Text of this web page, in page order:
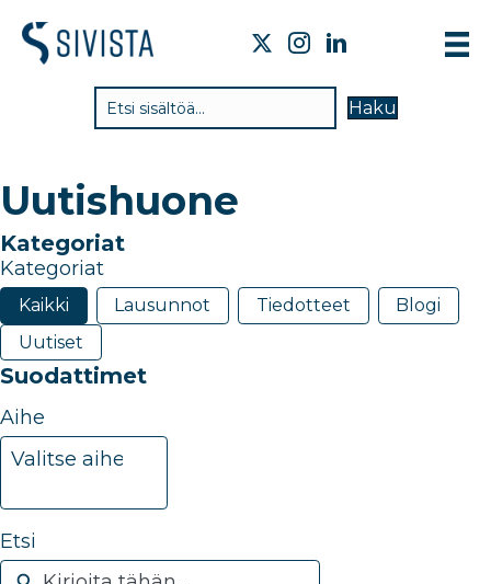
Haku
Uutishuone
Kategoriat
Kategoriat
Kaikki Lausunnot Tiedotteet
Blogi
Uutiset
Suodattimet
Aihe
Valitse aihe
20
results
available
Etsi